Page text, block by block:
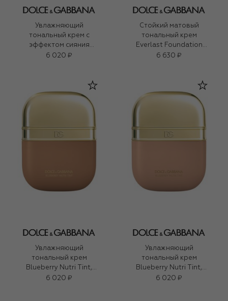
Увлажняющий
тональный крем с
эффектом сияния
Blueberry Nutri-Tint SPF
6 020 ₽
Стойкий матовый
тональный крем
Everlast Foundation
SPF20 PA+++, оттенок
6 630 ₽
Увлажняющий
тональный крем
Blueberry Nutri Tint,
оттенок 22N Medium
6 020 ₽
Увлажняющий
тональный крем
Blueberry Nutri Tint,
оттенок 17W Medium
6 020 ₽